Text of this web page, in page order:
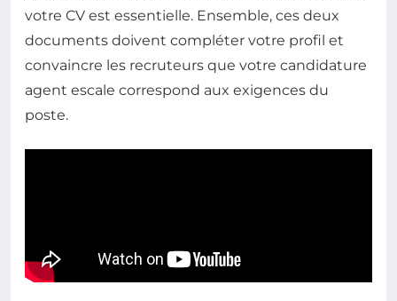
votre CV est essentielle. Ensemble, ces deux
documents doivent compléter votre profil et
convaincre les recruteurs que votre candidature
agent escale correspond aux exigences du
poste.